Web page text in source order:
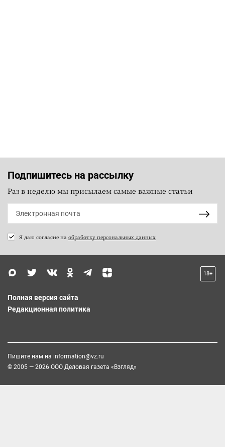
Подпишитесь на рассылку
Раз в неделю мы присылаем самые важные статьи
Я даю согласие на обработку персональных данных
18+
Полная версия сайта
Редакционная политика
Пишите нам на information@vz.ru
© 2005 — 2026 ООО Деловая газета «Взгляд»